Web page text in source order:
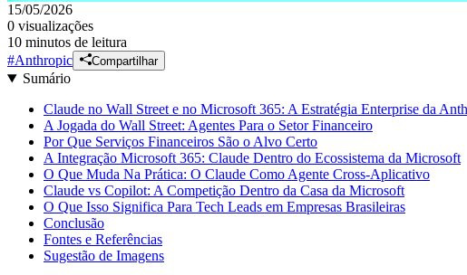
15/05/2026
0 visualizações
10 minutos de leitura
#Anthropic Compartilhar
Sumário
Claude no Wall Street e no Microsoft 365: A Estratégia Enterprise da
A Jogada do Wall Street: Agentes Para o Setor Financeiro
Por Que Serviços Financeiros São o Alvo Certo
A Integração Microsoft 365: Claude Dentro do Ecossistema da Microsoft
O Que Muda Na Prática: O Claude Como Agente Cross-Aplicativo
Claude vs Copilot: A Competição Dentro da Casa da Microsoft
O Que Isso Significa Para Tech Leads em Empresas Brasileiras
Conclusão
Fontes e Referências
Sugestão de Imagens